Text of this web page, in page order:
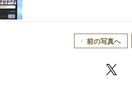
前の写真へ